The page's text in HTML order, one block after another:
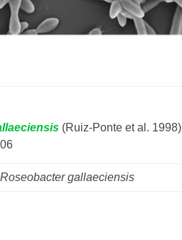
(Ruiz-Ponte et al. 1998)
Roseobacter gallaeciensis